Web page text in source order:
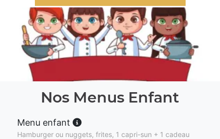
Nos Menus Enfant
Menu enfant
Hamburger ou nuggets, frites, 1 capri-sun + 1 cadeau